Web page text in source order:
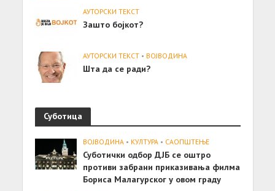
АУТОРСКИ ТЕКСТ
Зашто бојкот?
АУТОРСКИ ТЕКСТ • ВОЈВОДИНА
Шта да се ради?
Суботица
ВОЈВОДИНА • КУЛТУРА • САОПШТЕЊE
Суботички одбор ДЈБ се оштро
противи забрани приказивања филма
Бориса Малагурског у овом граду